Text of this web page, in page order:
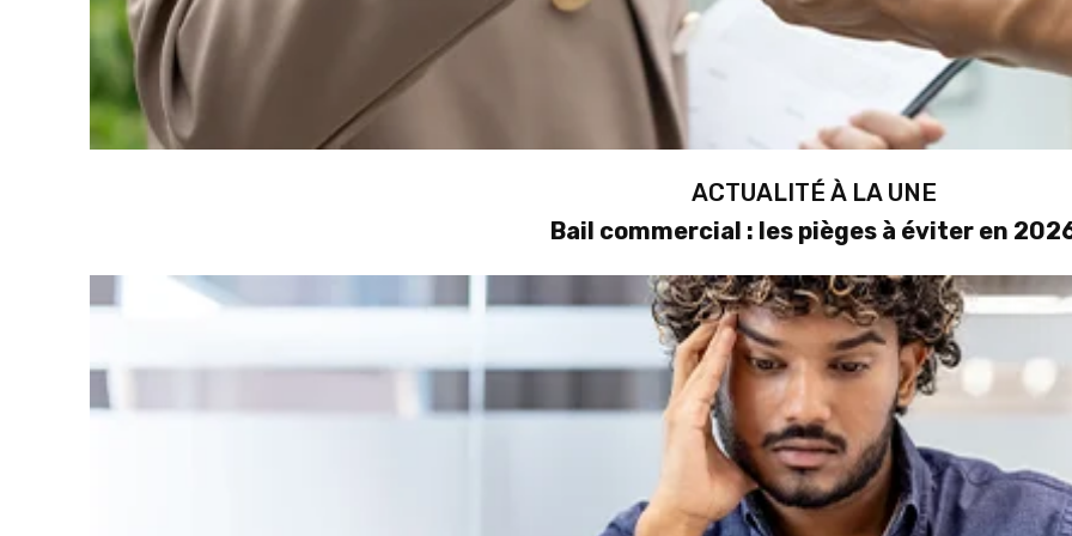
ACTUALITÉ À LA UNE
Bail commercial : les pièges à éviter en